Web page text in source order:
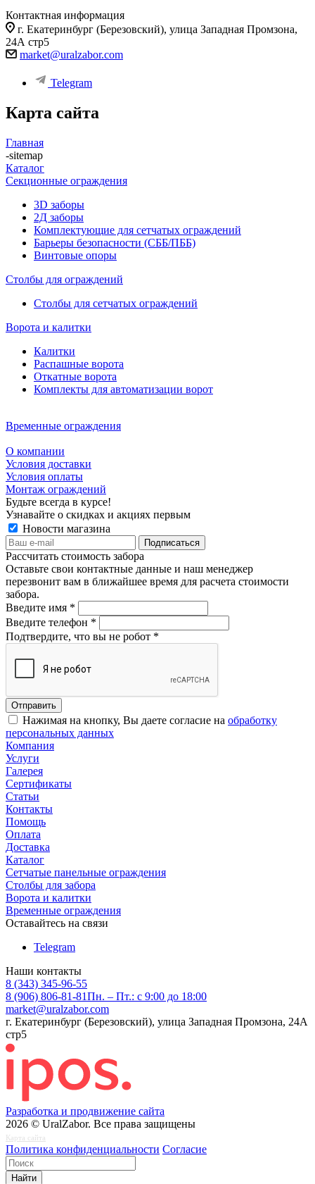
Контактная информация
г. Екатеринбург (Березовский), улица Западная Промзона,
24А стр5
market@uralzabor.com
Telegram
Карта сайта
Главная
-sitemap
Каталог
Секционные ограждения
3D заборы
2Д заборы
Комплектующие для сетчатых ограждений
Барьеры безопасности (СББ/ПББ)
Винтовые опоры
Столбы для ограждений
Столбы для сетчатых ограждений
Ворота и калитки
Калитки
Распашные ворота
Откатные ворота
Комплекты для автоматизации ворот
Временные ограждения
О компании
Условия доставки
Условия оплаты
Монтаж ограждений
Будьте всегда в курсе!
Узнавайте о скидках и акциях первым
Новости магазина
Рассчитать стоимость забора
Оставьте свои контактные данные и наш менеджер
перезвонит вам в ближайшее время для расчета стоимости
забора.
Введите имя *
Введите телефон *
Подтвердите, что вы не робот *
Нажимая на кнопку, Вы даете согласие на обработку
персональных данных
Компания
Услуги
Галерея
Сертификаты
Статьи
Контакты
Помощь
Оплата
Доставка
Каталог
Сетчатые панельные ограждения
Столбы для забора
Ворота и калитки
Временные ограждения
Оставайтесь на связи
Telegram
Наши контакты
8 (343) 345-96-55
8 (906) 806-81-81Пн. – Пт.: с 9:00 до 18:00
market@uralzabor.com
г. Екатеринбург (Березовский), улица Западная Промзона, 24А
стр5
Разработка и продвижение сайта
2026 © UralZabor. Все права защищены
Карта сайта
Политика конфиденциальности Согласие
Найти